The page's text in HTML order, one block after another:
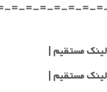
=-=-=-=-=-=-